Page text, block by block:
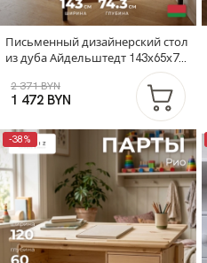
Письменный дизайнерский стол
из дуба Айдельштедт 143х65х74
в стиле лофт, складной стол на
металлических ножках
2 371 BYN
1 472 BYN
-38%